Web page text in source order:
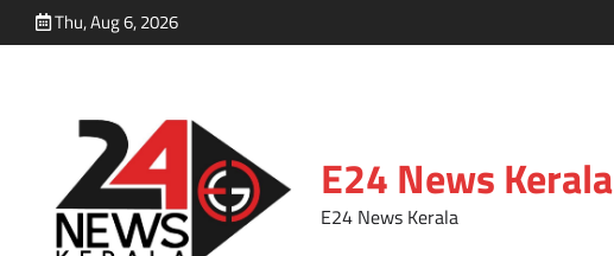
Thu, Aug 6, 2026
E24 News Kerala
E24 News Kerala